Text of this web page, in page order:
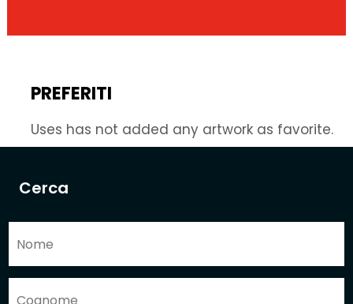
Cerca
PREFERITI
Uses has not added any artwork as favorite.